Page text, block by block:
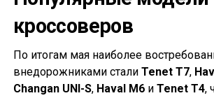
кроссоверов
По итогам мая наиболее
внедорожниками стали Tenet T7,
Changan UNI-S, Haval M6и Tenet T4,